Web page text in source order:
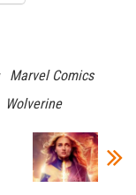
Marvel Comics
Wolverine